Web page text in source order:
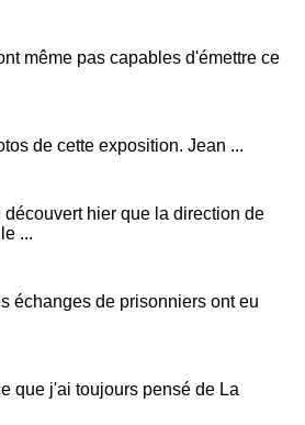
même pas capables d'émettre ce
de cette exposition. Jean ...
hier que la direction de
...
échanges de prisonniers ont eu
que j'ai toujours pensé de La